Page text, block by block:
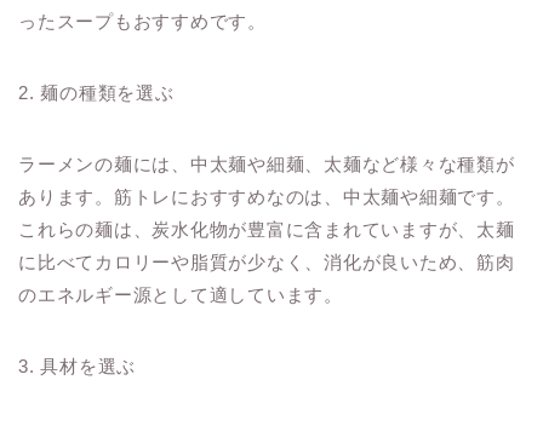
ったスープもおすすめです。
2. 麺の種類を選ぶ
ラーメンの麺には、中太麺や細麺、太麺など様々な種類が
あります。筋トレにおすすめなのは、中太麺や細麺です。
これらの麺は、炭水化物が豊富に含まれていますが、太麺
に比べてカロリーや脂質が少なく、消化が良いため、筋肉
のエネルギー源として適しています。
3. 具材を選ぶ